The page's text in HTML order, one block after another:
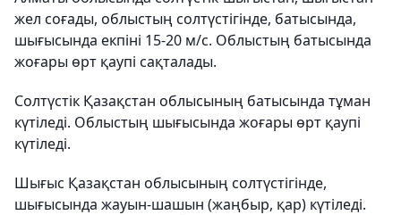
жел соғады, облыстың солтүстігінде, батысында,
шығысында екпіні 15-20 м/с. Облыстың батысында
жоғары өрт қаупі сақталады.
Солтүстік Қазақстан облысының батысында тұман
күтіледі. Облыстың шығысында жоғары өрт қаупі
күтіледі.
Шығыс Қазақстан облысының солтүстігінде,
шығысында жауын-шашын (жаңбыр, қар) күтіледі.